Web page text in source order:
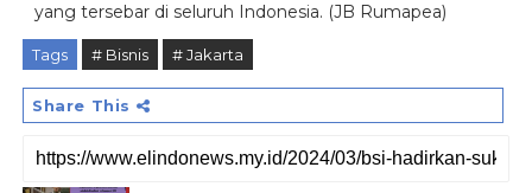
yang tersebar di seluruh Indonesia. (JB Rumapea)
Tags # Bisnis # Jakarta
Share This